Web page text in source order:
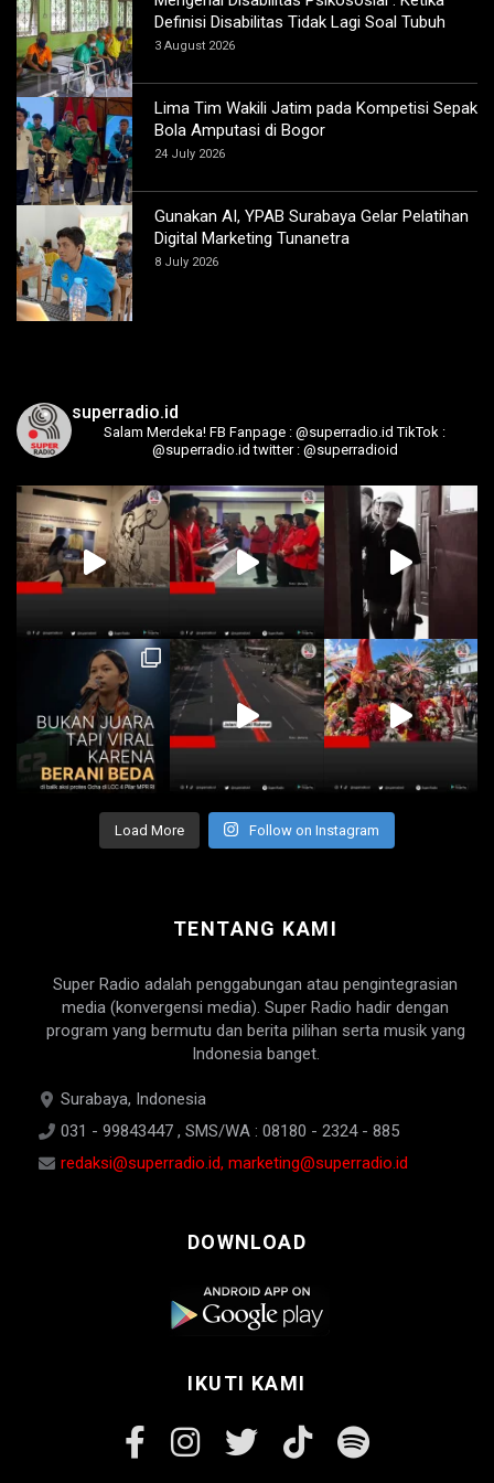
Definisi Disabilitas Tidak Lagi Soal Tubuh
3 August 2026
Lima Tim Wakili Jatim pada Kompetisi Sepak
Bola Amputasi di Bogor
24 July 2026
Gunakan AI, YPAB Surabaya Gelar Pelatihan
Digital Marketing Tunanetra
8 July 2026
superradio.id
Salam Merdeka! FB Fanpage : @superradio.id TikTok :
@superradio.id twitter : @superradioid
Load More Follow on Instagram
TENTANG KAMI
Super Radio adalah penggabungan atau pengintegrasian
media (konvergensi media). Super Radio hadir dengan
program yang bermutu dan berita pilihan serta musik yang
Indonesia banget.
Surabaya, Indonesia
031 - 99843447 , SMS/WA : 08180 - 2324 - 885
redaksi@superradio.id, marketing@superradio.id
DOWNLOAD
IKUTI KAMI